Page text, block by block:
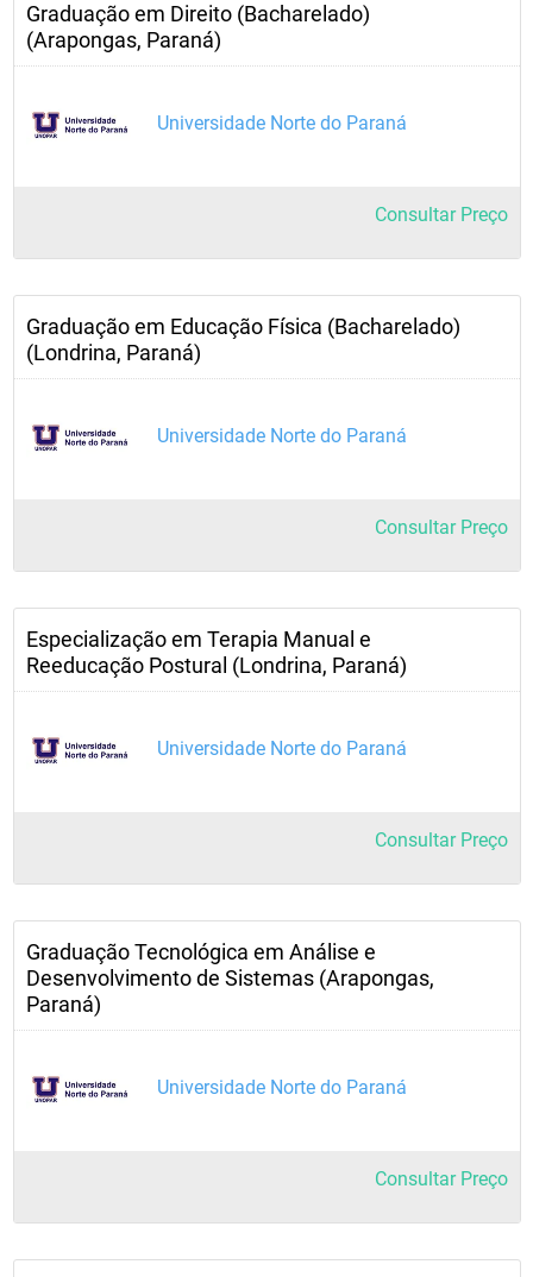
Graduação em Direito (Bacharelado)
(Arapongas, Paraná)
Universidade Norte do Paraná
Consultar Preço
Graduação em Educação Física (Bacharelado)
(Londrina, Paraná)
Universidade Norte do Paraná
Consultar Preço
Especialização em Terapia Manual e
Reeducação Postural (Londrina, Paraná)
Universidade Norte do Paraná
Consultar Preço
Graduação Tecnológica em Análise e
Desenvolvimento de Sistemas (Arapongas,
Paraná)
Universidade Norte do Paraná
Consultar Preço